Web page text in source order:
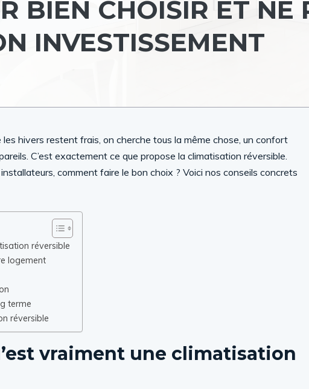
BIEN CHOISIR ET NE
INVESTISSEMENT
hivers restent frais, on cherche tous la même chose, un confort
C’est exactement ce que propose la climatisation réversible.
comment faire le bon choix ? Voici nos conseils concrets
réversible
logement
terme
réversible
vraiment une climatisation